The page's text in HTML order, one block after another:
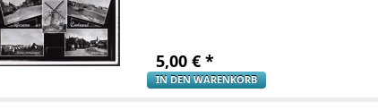
5,00 € *
IN DEN WARENKORB